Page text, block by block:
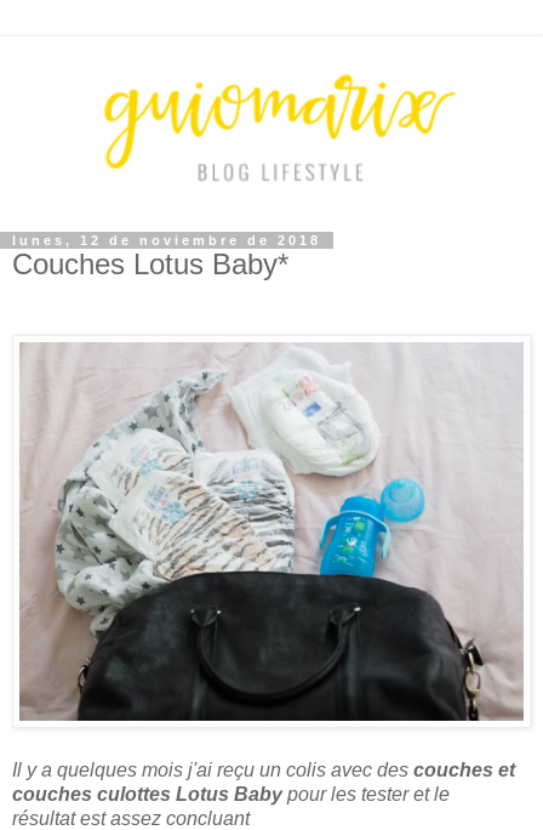
lunes, 12 de noviembre de 2018
Couches Lotus Baby*
Il y a quelques mois j'ai reçu un colis avec des couches et
couches culottes Lotus Babypour les tester et le
résultat est assez concluant